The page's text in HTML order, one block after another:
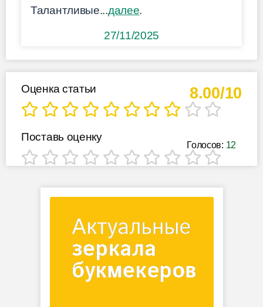
Талантливые...далее.
27/11/2025
8.00/10
Оценка статьи
Голосов: 12
Поставь оценку